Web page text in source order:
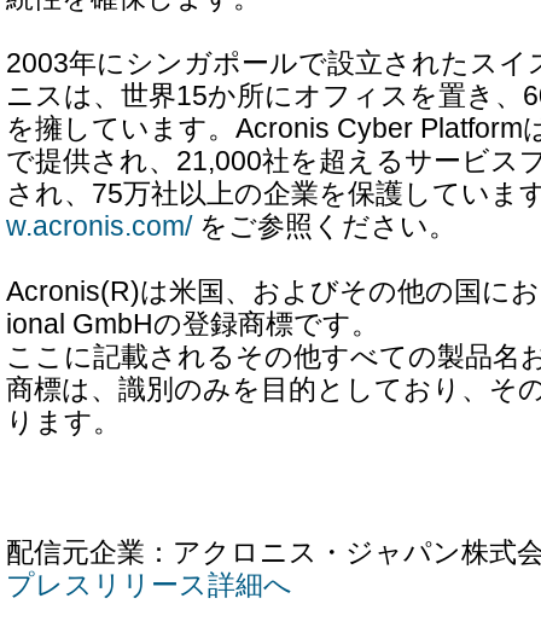
2003年にシンガポールで設立されたスイ
ニスは、世界15か所にオフィスを置き、
を擁しています。Acronis Cyber Platform
で提供され、21,000社を超えるサービス
され、75万社以上の企業を保護していま
w.acronis.com/をご参照ください。
Acronis(R)は米国、およびその他の国に
ional GmbHの登録商標です。
ここに記載されるその他すべての製品名
商標は、識別のみを目的としており、そ
ります。
配信元企業：アクロニス・ジャパン株式
プレスリリース詳細へ